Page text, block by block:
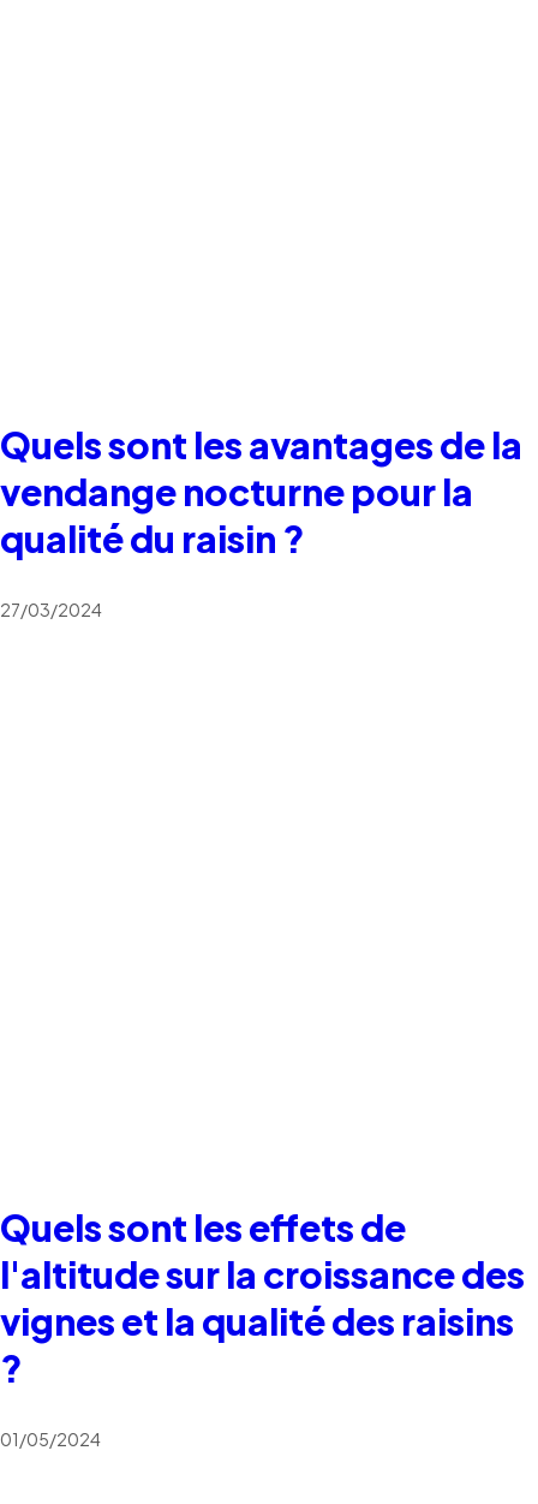
Quels sont les avantages de la
vendange nocturne pour la
qualité du raisin ?
27/03/2024
Quels sont les effets de
l'altitude sur la croissance des
vignes et la qualité des raisins
?
01/05/2024